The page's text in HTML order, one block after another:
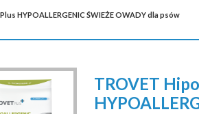
HYPOALLERGENIC ŚWIEŻE OWADY dla psów
TROVET